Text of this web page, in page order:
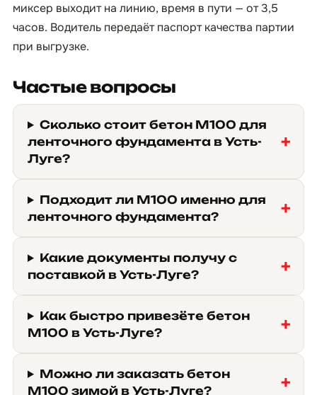
миксер выходит на линию, время в пути — от 3,5
часов. Водитель передаёт паспорт качества партии
при выгрузке.
Частые вопросы
Сколько стоит бетон М100 для
ленточного фундамента в Усть-
Луге?
Подходит ли М100 именно для
ленточного фундамента?
Какие документы получу с
поставкой в Усть-Луге?
Как быстро привезёте бетон
М100 в Усть-Луге?
Можно ли заказать бетон
М100 зимой в Усть-Луге?